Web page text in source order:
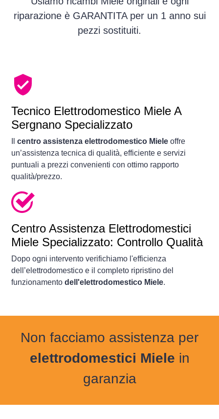
riparazione è GARANTITA per un 1 anno sui
pezzi sostituiti.
Tecnico Elettrodomestico Miele A
Sergnano Specializzato
centro assistenza elettrodomestico Miele offre
un’assistenza tecnica di qualità, efficiente e servizi
puntuali a prezzi convenienti con ottimo rapporto
qualità/prezzo.
Centro Assistenza Elettrodomestici
Miele Specializzato: Controllo Qualità
Dopo ogni intervento verifichiamo l'efficienza
dell’elettrodomestico e il completo ripristino del
funzionamento dell'elettrodomestico Miele.
Non facciamo assistenza per
elettrodomestici Miele in
garanzia